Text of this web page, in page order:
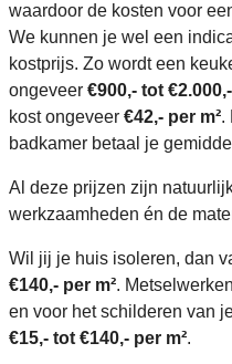
waardoor de kosten voor
We kunnen je wel een
kostprijs. Zo wordt een
ongeveer €900,- tot €2.000,-
kost ongeveer €42,- per m².
badkamer betaal je
Al deze prijzen zijn
werkzaamheden én de
Wil jij je huis isoleren, dan
€140,- per m².
en voor het schilderen van
€15,- tot €140,- per m².